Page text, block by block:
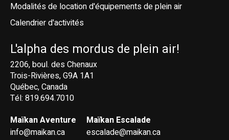
Modalités de location d'équipements de plein air
Calendrier d'activités
L'alpha des mordus de plein air!
2206, boul. des Chenaux
Trois-Rivières, G9A 1A1
Québec, Canada
Tél: 819.694.7010
Maïkan Aventure
info@maikan.ca
Maïkan Escalade
escalade@maikan.ca